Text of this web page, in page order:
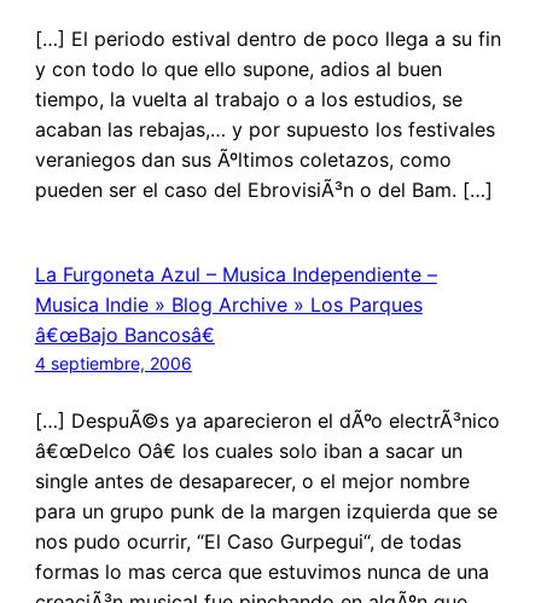
[…] El periodo estival dentro de poco llega a su fin
y con todo lo que ello supone, adios al buen
tiempo, la vuelta al trabajo o a los estudios, se
acaban las rebajas,… y por supuesto los festivales
veraniegos dan sus Ãºltimos coletazos, como
pueden ser el caso del EbrovisiÃ³n o del Bam. […]
La Furgoneta Azul – Musica Independiente –
Musica Indie » Blog Archive » Los Parques
â€œBajo Bancosâ€
4 septiembre, 2006
[…] DespuÃ©s ya aparecieron el dÃºo electrÃ³nico
â€œDelco Oâ€ los cuales solo iban a sacar un
single antes de desaparecer, o el mejor nombre
para un grupo punk de la margen izquierda que se
nos pudo ocurrir, “El Caso Gurpegui“, de todas
formas lo mas cerca que estuvimos nunca de una